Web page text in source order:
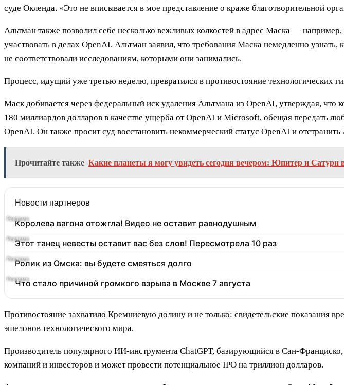
суде Окленда. «Это не вписывается в мое представление о краже благотворительной
Альтман также позволил себе несколько вежливых колкостей в адрес Маска —
участвовать в делах OpenAI. Альтман заявил, что требования Маска немедленно
не соответствовали исследованиям, которыми они занимались.
Процесс, идущий уже третью неделю, превратился в противостояние технологических
Маск добивается через федеральный иск удаления Альтмана из OpenAI, утверждая,
180 миллиардов долларов в качестве ущерба от OpenAI и Microsoft, обещая передать
OpenAI. Он также просит суд восстановить некоммерческий статус OpenAI и
Прочитайте также Какие планеты я могу увидеть сегодня вечером: Юпитер и Сатурн
Новости партнеров
Королева вагона отожгла! Видео не оставит равнодушным
Этот танец невесты оставит вас без слов! Пересмотрела 10 раз
Ролик из Омска: вы будете смеяться долго
Что стало причиной громкого взрыва в Москве 7 августа
Противостояние захватило Кремниевую долину и не только: свидетельские показания
эшелонов технологического мира.
Производитель популярного ИИ-инструмента ChatGPT, базирующийся в Сан-
компаний и инвесторов и может провести потенциальное IPO на триллион долларов.